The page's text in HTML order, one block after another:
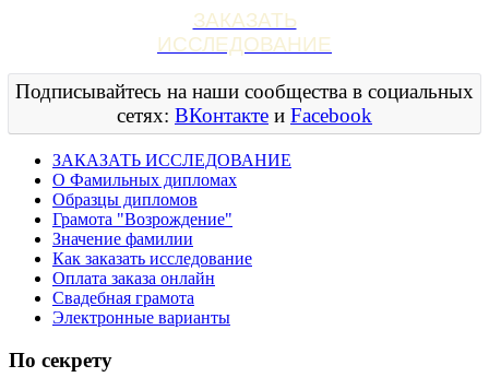
ЗАКАЗАТЬ
ИССЛЕДОВАНИЕ
Подписывайтесь на наши сообщества в социальных
сетях: ВКонтакте и Facebook
ЗАКАЗАТЬ ИССЛЕДОВАНИЕ
О Фамильных дипломах
Образцы дипломов
Грамота "Возрождение"
Значение фамилии
Как заказать исследование
Оплата заказа онлайн
Свадебная грамота
Электронные варианты
По секрету